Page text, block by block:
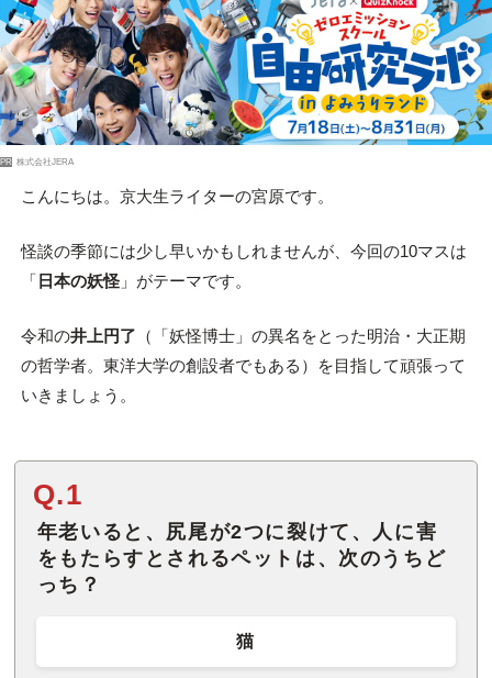
PR 株式会社JERA
こんにちは。京大生ライターの宮原です。
怪談の季節には少し早いかもしれませんが、今回の10マスは
「 日本の妖怪」がテーマです。
令和の井上円了 （「妖怪博士」の異名をとった明治・大正期
の哲学者。東洋大学の創設者でもある）を目指して頑張って
いきましょう。
Q.1
年老いると、尻尾が2つに裂けて、人に害
をもたらすとされるペットは、次のうちど
っち？
猫